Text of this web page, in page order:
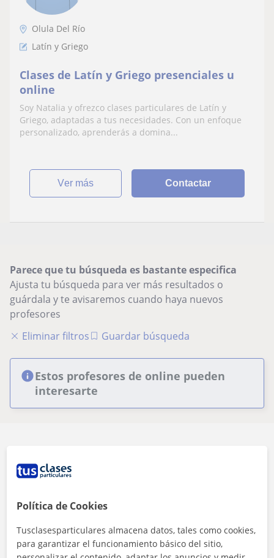
Olula Del Río
Latín y Griego
Clases de Latín y Griego presenciales u
online
Soy Natalia y ofrezco clases particulares de Latín y
Griego, adaptadas a tus necesidades. Con un enfoque
personalizado, aprenderás a domina...
ver más Contactar
Parece que tu búsqueda es bastante especifica
Ajusta tu búsqueda para ver más resultados o
guárdala y te avisaremos cuando haya nuevos
profesores
Eliminar filtros
Guardar búsqueda
Estos profesores de online pueden
interesarte
Contacta con los profesores mediante nuestra
mensajería
Política de Cookies
Tusclasesparticulares almacena datos, tales como cookies,
para garantizar el funcionamiento básico del sitio,